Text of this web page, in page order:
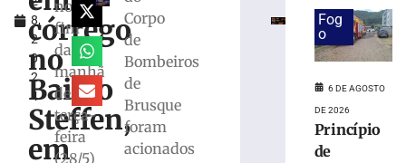
8,
2
0
2
4
córrego
no
Bairro
Steffen,
em
no
fim
da
manhã
desta
terça-
feira
(28/5)
Corpo
de
Bombeiros
de
Brusque
foram
acionados
máquina
mobiliza
Brusque
Fog
o
6 DE AGOSTO
DE 2026
Princípio
de